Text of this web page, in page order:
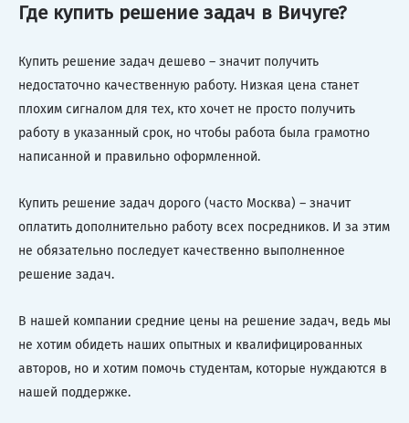
Где купить решение задач в Вичуге?
Купить решение задач дешево – значит получить
недостаточно качественную работу. Низкая цена станет
плохим сигналом для тех, кто хочет не просто получить
работу в указанный срок, но чтобы работа была грамотно
написанной и правильно оформленной.
Купить решение задач дорого (часто Москва) – значит
оплатить дополнительно работу всех посредников. И за этим
не обязательно последует качественно выполненное
решение задач.
В нашей компании средние цены на решение задач, ведь мы
не хотим обидеть наших опытных и квалифицированных
авторов, но и хотим помочь студентам, которые нуждаются в
нашей поддержке.